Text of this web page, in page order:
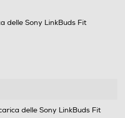
delle Sony LinkBuds Fit
delle Sony LinkBuds Fit